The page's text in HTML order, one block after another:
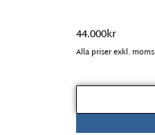
44.000kr
Alla priser exkl. moms